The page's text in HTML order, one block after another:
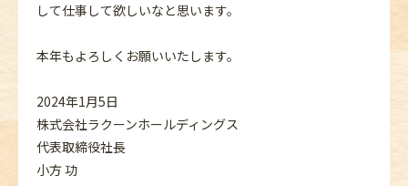
して仕事して欲しいなと思います。
本年もよろしくお願いいたします。
2024年1月5日
株式会社ラクーンホールディングス
代表取締役社長
小方 功